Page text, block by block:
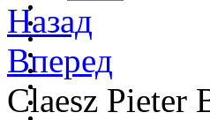
Назад
Вперед
Claesz Pieter